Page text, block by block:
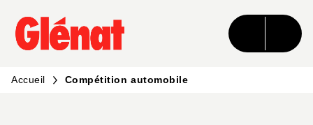
MENU RECHERCHE CONTENU
PIED DE PAGE
Accueil Compétition automobile